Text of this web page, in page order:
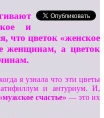
и
что цветок «женское
женщинам, а цветок
я узнала что эти цветы
и антуриум. И,
счастье» — это их